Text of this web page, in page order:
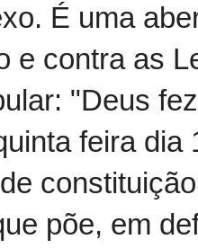
É uma
e contra as
"Deus
feira dia
põe, em